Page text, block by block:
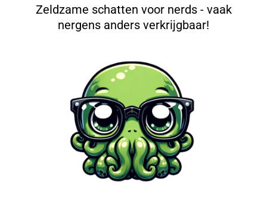
Zeldzame schatten voor nerds - vaak
nergens anders verkrijgbaar!